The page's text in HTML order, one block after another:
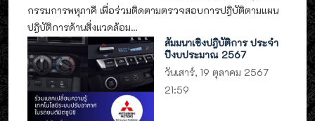
กรรมการพหุภาคี เพื่อร่วมติดตามตรวจสอบการปฎิบัติตามแผน
ปฎิบัติการด้านสิ่งแวดล้อม...
สัมมนาเชิงปฎิบัติการ ประจำ
ปีงบประมาณ 2567
วันเสาร์, 19 ตุลาคม 2567
21:59